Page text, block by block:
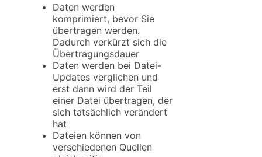
Daten werden
komprimiert, bevor Sie
übertragen werden.
Dadurch verkürzt sich die
Übertragungsdauer
Daten werden bei Datei-
Updates verglichen und
erst dann wird der Teil
einer Datei übertragen, der
sich tatsächlich verändert
hat
Dateien können von
verschiedenen Quellen